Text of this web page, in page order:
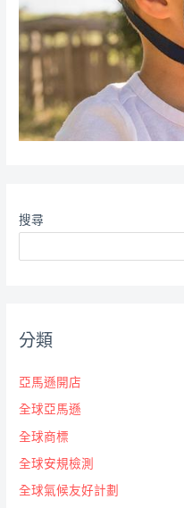
搜尋
分類
亞馬遜開店
全球亞馬遜
全球商標
全球安規檢測
全球氣候友好計劃